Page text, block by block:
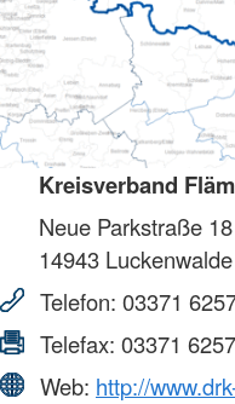
Kreisverband
Neue Parkstraße 18
14943 Luckenwalde
Telefon: 03371
Telefax: 03371
Web: http://